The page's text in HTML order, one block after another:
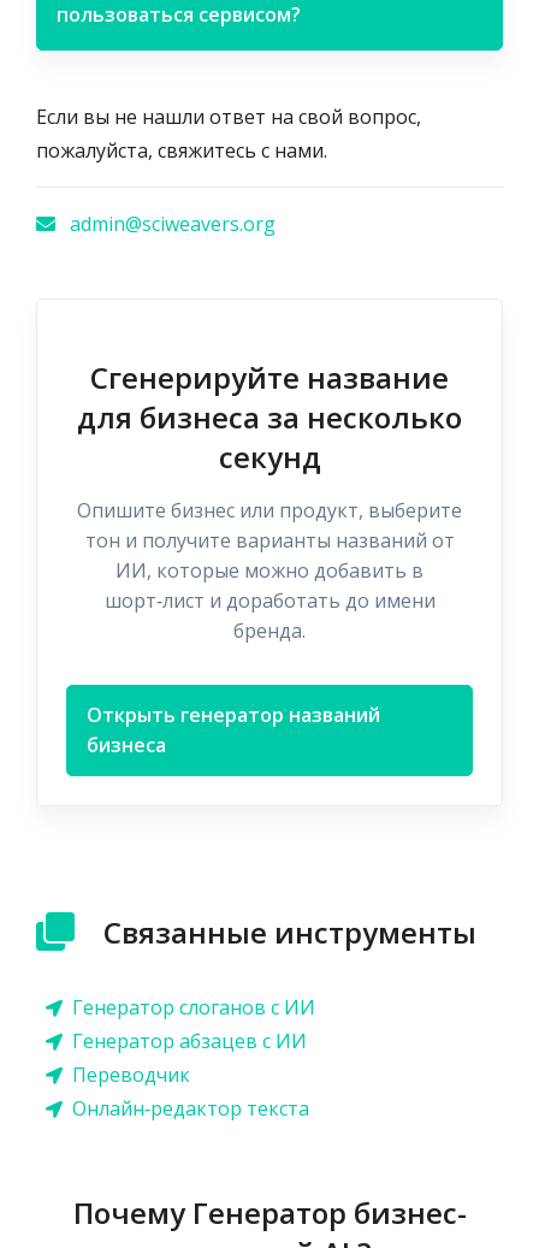
пользоваться сервисом?
Если вы не нашли ответ на свой вопрос,
пожалуйста, свяжитесь с нами.
admin@sciweavers.org
Сгенерируйте название
для бизнеса за несколько
секунд
Опишите бизнес или продукт, выберите
тон и получите варианты названий от
ИИ, которые можно добавить в
шорт‑лист и доработать до имени
бренда.
Открыть генератор названий
бизнеса
Связанные инструменты
Генератор слоганов с ИИ
Генератор абзацев с ИИ
Переводчик
Онлайн‑редактор текста
Почему Генератор бизнес-